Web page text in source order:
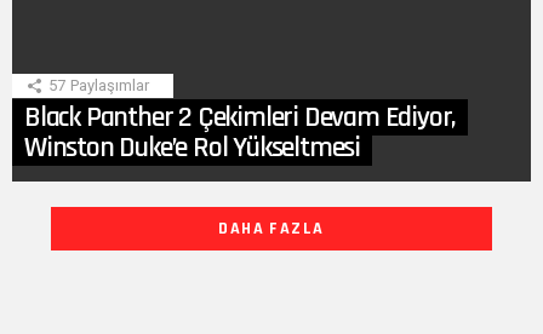
57 Paylaşımlar
Black Panther 2 Çekimleri Devam Ediyor,
Winston Duke’e Rol Yükseltmesi
DAHA FAZLA